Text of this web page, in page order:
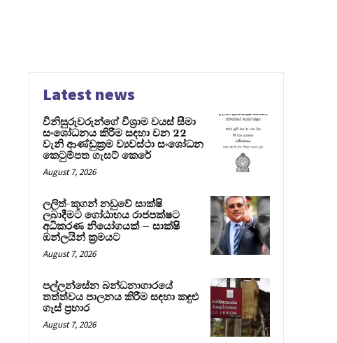
Latest news
විනිසුරුවරුන්ගේ විශ්‍රාම වයස් සීමා
සංශෝධනය කිරීම සඳහා වන 22
වැනි ආණ්ඩුක්‍රම ව්‍යවස්ථා සංශෝධන
කෙටුම්පත ගැසට් කෙරේ
August 7, 2026
ලලිත්-කූගන් නඩුවේ සාක්ෂි
ලබාදීමට ගෝඨාභය රාජපක්ෂට
අධිකරණ නියෝගයක් – සාක්ෂි
ඔන්ලයින් ක්‍රමයට
August 7, 2026
පල්ලන්සේන බන්ධනාගාරයේ
තත්ත්වය පාලනය කිරීම සඳහා කඳුළු
ගෑස් ප්‍රහාර
August 7, 2026